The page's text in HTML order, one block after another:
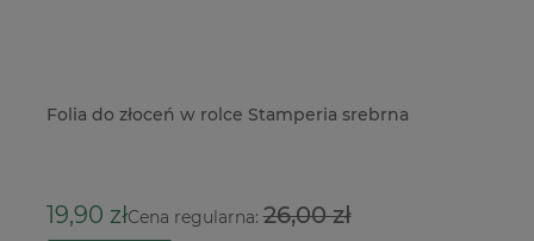
Folia do złoceń w rolce Stamperia srebrna
19,90 złCena regularna:26,00 zł